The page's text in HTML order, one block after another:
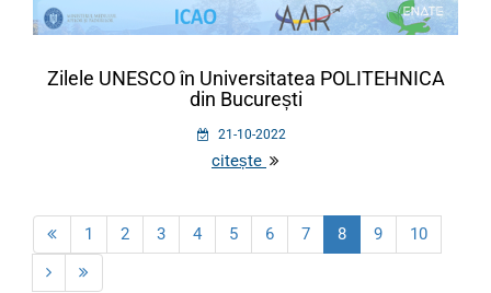
Zilele UNESCO în Universitatea POLITEHNICA
din București
21-10-2022
citește
1 2 3 4 5 6 7 8 9 10